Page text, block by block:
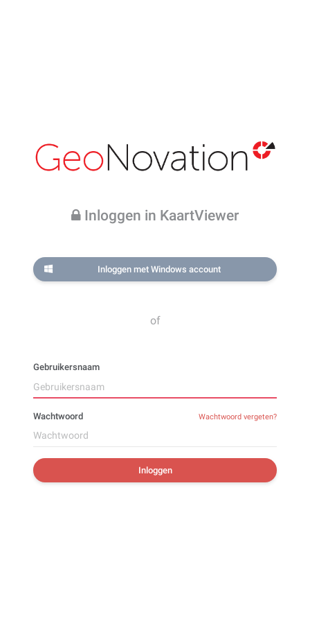
Inloggen in KaartViewer
Inloggen met Windows account
of
Gebruikersnaam
Wachtwoord Wachtwoord vergeten?
Inloggen